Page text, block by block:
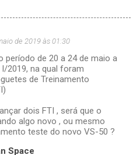
de 2019 às 01:30
período de 20 a 24 de maio a
2019, na qual foram
de Treinamento
dois FTI , será que o
algo novo , ou mesmo
teste do novo VS-50 ?
Space